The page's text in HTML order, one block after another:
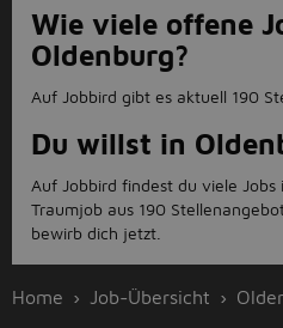
Wie viele offene
Oldenburg?
Auf Jobbird gibt es aktuell 190
Du willst in
Auf Jobbird findest du viele
Traumjob aus 190
bewirb dich jetzt.
Home Job-Übersicht